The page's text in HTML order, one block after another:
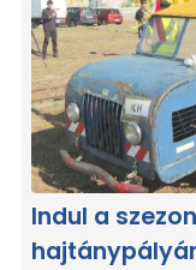
Indul a